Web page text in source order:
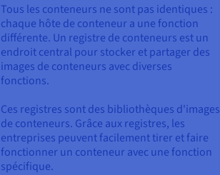
Tous les conteneurs ne sont pas identiques :
chaque hôte de conteneur a une fonction
différente. Un registre de conteneurs est un
endroit central pour stocker et partager des
images de conteneurs avec diverses
fonctions.
Ces registres sont des bibliothèques d'images
de conteneurs. Grâce aux registres, les
entreprises peuvent facilement tirer et faire
fonctionner un conteneur avec une fonction
spécifique.